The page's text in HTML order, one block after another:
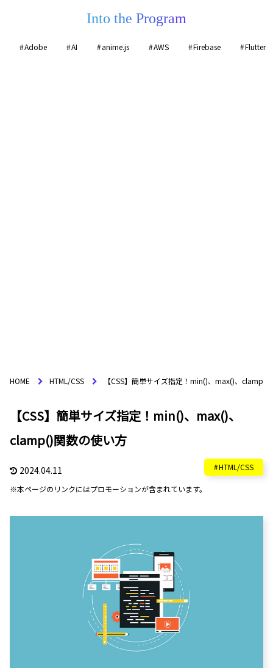
Into the Program
Adobe AI anime.js AWS Firebase Flutter
HOME HTML/CSS 【CSS】簡単サイズ指定！min()、max()、clamp()
【CSS】簡単サイズ指定！min()、max()、
clamp()関数の使い方
2024.04.11 HTML/CSS
※本ページのリンクにはプロモーションが含まれています。